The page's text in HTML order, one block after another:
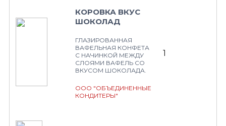
КОРОВКА ВКУС
ШОКОЛАД
ГЛАЗИРОВАННАЯ
ВАФЕЛЬНАЯ КОНФЕТА
С НАЧИНКОЙ МЕЖДУ
СЛОЯМИ ВАФЕЛЬ СО
ВКУСОМ ШОКОЛАДА.
ООО "ОБЪЕДИНЕННЫЕ
КОНДИТЕРЫ"
1